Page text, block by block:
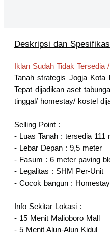
Deskripsi dan
Iklan Sudah Tidak Tersedia
Tanah strategis Jogja
Tepat dijadikan aset
tinggal/ homestay/ kostel
Selling Point :
- Luas Tanah : tersedia 111
- Lebar Depan : 9,5 meter
- Fasum : 6 meter paving
- Legalitas : SHM Per-Unit
- Cocok bangun :
Info Sekitar Lokasi :
- 15 Menit Malioboro Mall
- 5 Menit Alun-Alun Kidul